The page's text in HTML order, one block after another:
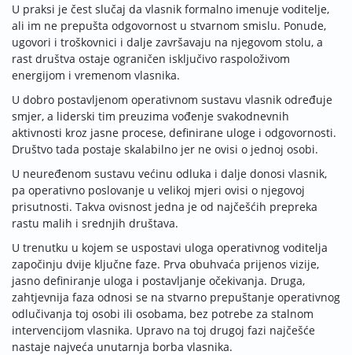
U praksi je čest slučaj da vlasnik formalno imenuje voditelje,
ali im ne prepušta odgovornost u stvarnom smislu. Ponude,
ugovori i troškovnici i dalje završavaju na njegovom stolu, a
rast društva ostaje ograničen isključivo raspoloživom
energijom i vremenom vlasnika.
U dobro postavljenom operativnom sustavu vlasnik određuje
smjer, a liderski tim preuzima vođenje svakodnevnih
aktivnosti kroz jasne procese, definirane uloge i odgovornosti.
Društvo tada postaje skalabilno jer ne ovisi o jednoj osobi.
U neuređenom sustavu većinu odluka i dalje donosi vlasnik,
pa operativno poslovanje u velikoj mjeri ovisi o njegovoj
prisutnosti. Takva ovisnost jedna je od najčešćih prepreka
rastu malih i srednjih društava.
U trenutku u kojem se uspostavi uloga operativnog voditelja
započinju dvije ključne faze. Prva obuhvaća prijenos vizije,
jasno definiranje uloga i postavljanje očekivanja. Druga,
zahtjevnija faza odnosi se na stvarno prepuštanje operativnog
odlučivanja toj osobi ili osobama, bez potrebe za stalnom
intervencijom vlasnika. Upravo na toj drugoj fazi najčešće
nastaje najveća unutarnja borba vlasnika.